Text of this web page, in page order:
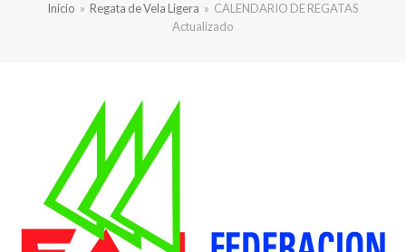
Inicio » Regata de Vela Ligera » CALENDARIO DE REGATAS
Actualizado